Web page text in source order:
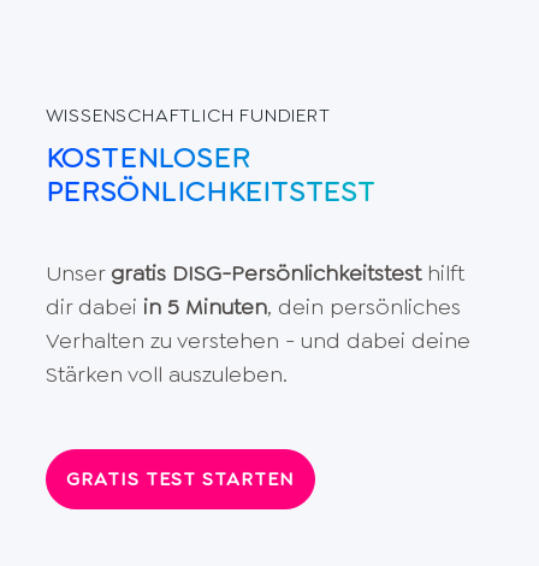
WISSENSCHAFTLICH FUNDIERT
KOSTENLOSER
PERSÖNLICHKEITSTEST
Unser gratis DISG-Persönlichkeitstesthilft
dir dabei in 5 Minuten, dein persönliches
Verhalten zu verstehen - und dabei deine
Stärken voll auszuleben.
GRATIS TEST STARTEN